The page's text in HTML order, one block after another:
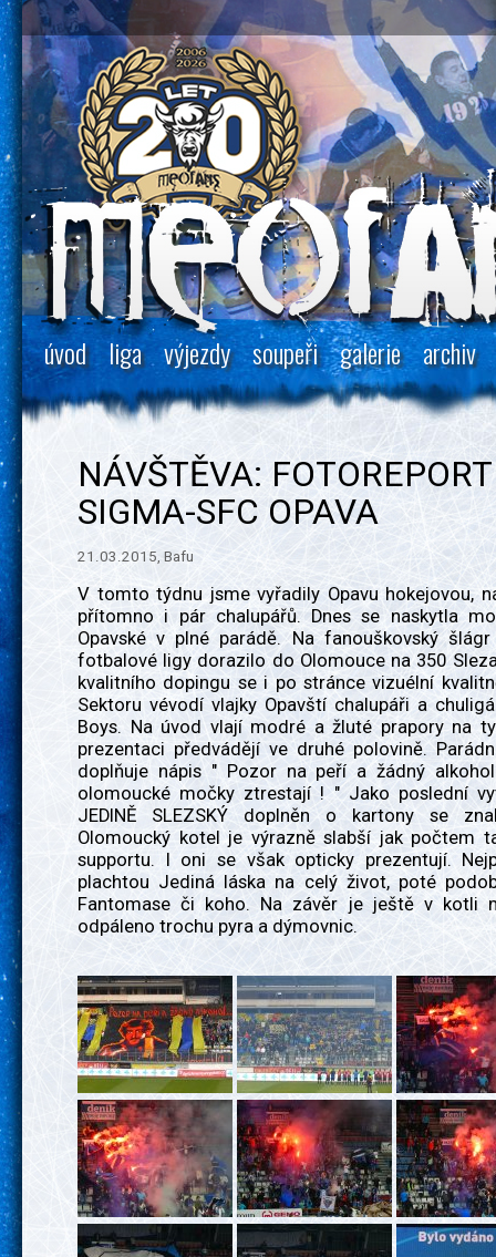
úvod liga výjezdy soupeři galerie archiv
NÁVŠTĚVA: FOTOREPORT
SIGMA-SFC OPAVA
21.03.2015, Bafu
V tomto týdnu jsme vyřadily Opavu hokejovou,
přítomno i pár chalupářů. Dnes se naskytla
Opavské v plné parádě. Na fanouškovský
fotbalové ligy dorazilo do Olomouce na 350
kvalitního dopingu se i po stránce vizuélní
Sektoru vévodí vlajky Opavští chalupáři a
Boys. Na úvod vlají modré a žluté prapory na
prezentaci předvádějí ve druhé polovině.
doplňuje nápis " Pozor na peří a žádný
olomoucké močky ztrestají ! " Jako poslední
JEDINĚ SLEZSKÝ doplněn o kartony se
Olomoucký kotel je výrazně slabší jak počtem
supportu. I oni se však opticky prezentují.
plachtou Jediná láska na celý život, poté
Fantomase či koho. Na závěr je ještě v kotli
odpáleno trochu pyra a dýmovnic.